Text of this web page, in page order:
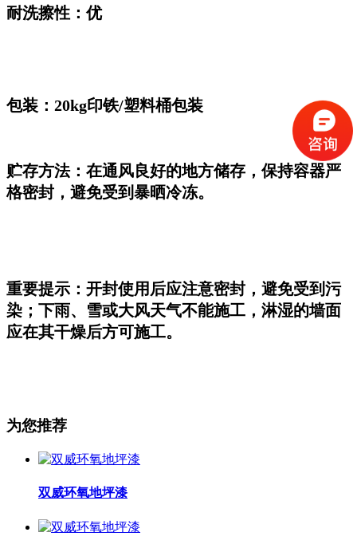
耐洗擦性：优
包装：20kg印铁/塑料桶包装
贮存方法：在通风 良好的地方储存，保持容器严
格密封，避免受到暴晒冷冻。
重要提示：开封使用后应注意密封，避免受到污
染；下雨、雪或大风天气不能施工，淋湿的墙面
应在其干燥后方可施工。
为您推荐
双威环氧地坪漆